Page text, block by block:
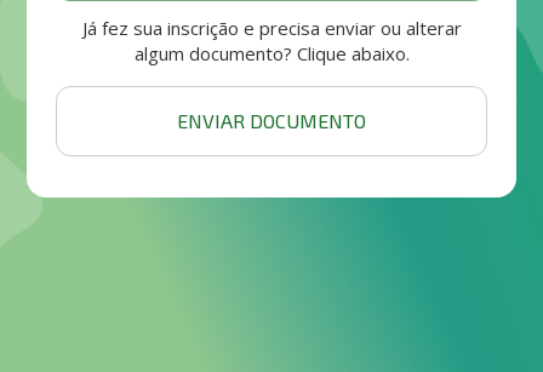
Já fez sua inscrição e precisa enviar ou alterar
algum documento? Clique abaixo.
ENVIAR DOCUMENTO